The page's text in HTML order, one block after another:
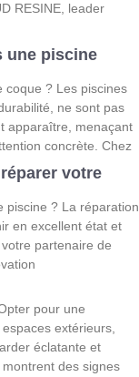
RESINE, leader
une piscine
coque ? Les piscines
ne sont pas
apparaître, menaçant
concrète. Chez
votre
piscine ? La réparation
en excellent état et
partenaire de
pour une
extérieurs,
éclatante et
des signes